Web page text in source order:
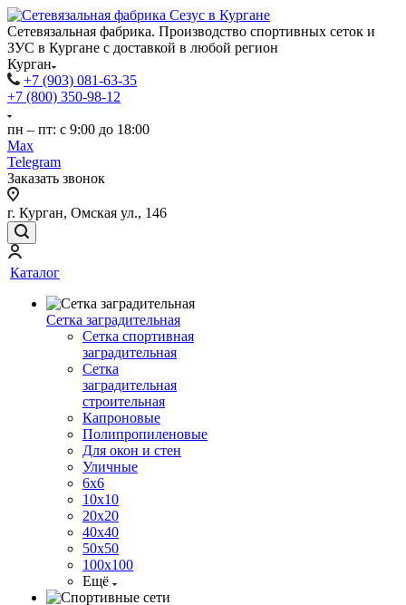
Сетевязальная фабрика. Производство спортивных сеток и
ЗУС в Кургане с доставкой в любой регион
Курган
+7 (903) 081-63-35
+7 (800) 350-98-12
пн – пт: с 9:00 до 18:00
Max
Telegram
Заказать звонок
г. Курган, Омская ул., 146
Каталог
Сетка заградительная
Сетка спортивная
заградительная
Сетка
заградительная
строительная
Капроновые
Полипропиленовые
Для окон и стен
Уличные
6х6
10х10
20х20
40х40
50х50
100х100
Ещё